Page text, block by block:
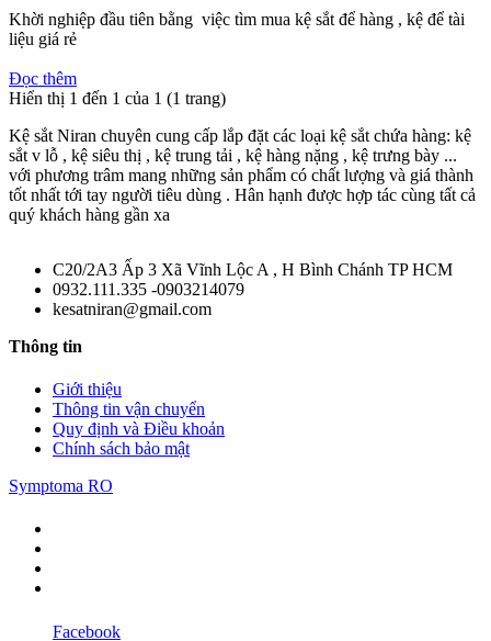
Khời nghiệp đầu tiên bằng việc tìm mua kệ sắt để hàng , kệ để tài
liệu giá rẻ
Đọc thêm
Hiển thị 1 đến 1 của 1 (1 trang)
Kệ sắt Niran chuyên cung cấp lắp đặt các loại kệ sắt chứa hàng: kệ
sắt v lỗ , kệ siêu thị , kệ trung tải , kệ hàng nặng , kệ trưng bày ...
với phương trâm mang những sản phẩm có chất lượng và giá thành
tốt nhất tới tay người tiêu dùng . Hân hạnh được hợp tác cùng tất cả
quý khách hàng gần xa
C20/2A3 Ấp 3 Xã Vĩnh Lộc A , H Bình Chánh TP HCM
0932.111.335 -0903214079
kesatniran@gmail.com
Thông tin
Giới thiệu
Thông tin vận chuyển
Quy định và Điều khoản
Chính sách bảo mật
Symptoma RO
Facebook